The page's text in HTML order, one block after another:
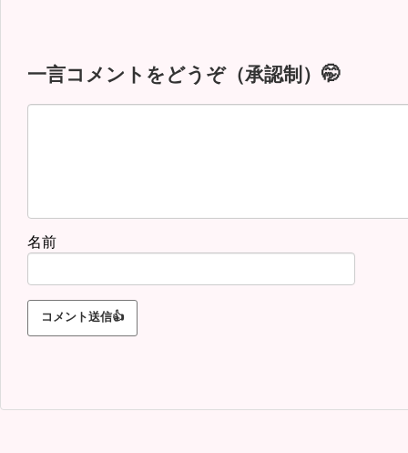
一言コメントをどうぞ（承認制）🤭
名前